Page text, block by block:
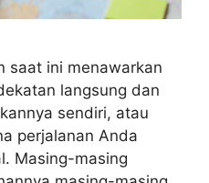
saat ini menawarkan
langsung dan
sendiri, atau
perjalanan Anda
Masing-masing